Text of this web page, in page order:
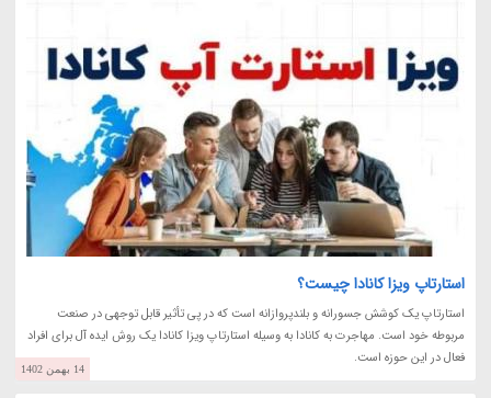
استارتاپ ویزا کانادا چیست؟
استارتاپ یک کوشش جسورانه و بلندپروازانه است که در پی تأثیر قابل توجهی در صنعت
مربوطه خود است. مهاجرت به کانادا به وسیله استارتاپ ویزا کانادا یک روش ایده آل برای افراد
فعال در این حوزه است.
14 بهمن 1402